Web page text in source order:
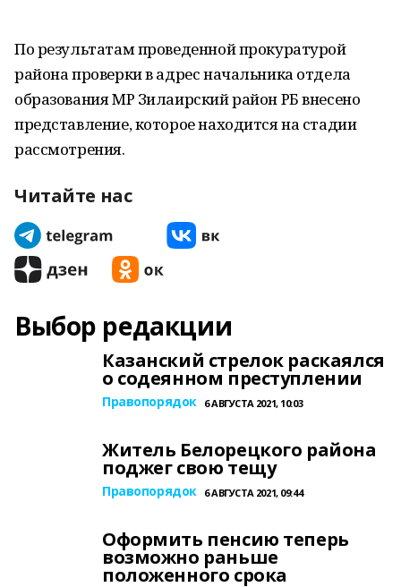
По результатам проведенной прокуратурой
района проверки в адрес начальника отдела
образования МР Зилаирский район РБ внесено
представление, которое находится на стадии
рассмотрения.
Читайте нас
Выбор редакции
Казанский стрелок раскаялся
о содеянном преступлении
Правопорядок 6 АВГУСТА 2021, 10:03
Житель Белорецкого района
поджег свою тещу
Правопорядок 6 АВГУСТА 2021, 09:44
Оформить пенсию теперь
возможно раньше
положенного срока